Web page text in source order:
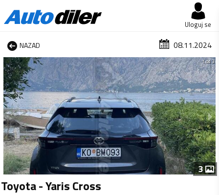
Uloguj se
NAZAD 08.11.2024
1 od 3
3
Toyota - Yaris Cross